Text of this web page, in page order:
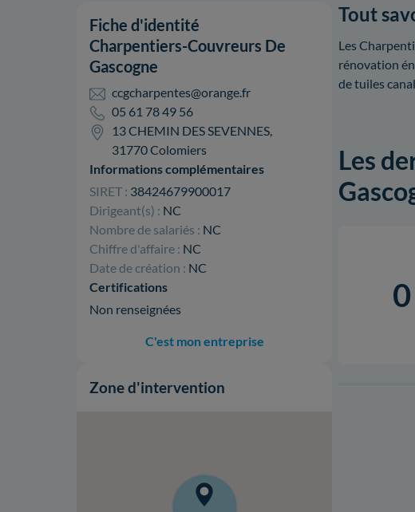
Fiche d'identité
Charpentiers-Couvreurs De
Gascogne
ccgcharpentes@orange.fr
05 61 78 49 56
13 CHEMIN DES SEVENNES,
31770 Colomiers
Informations complémentaires
SIRET : 38424679900017
Dirigeant(s) : NC
Nombre de salariés : NC
Chiffre d'affaire : NC
Date de création : NC
Certifications
Non renseignées
C'est mon entreprise
Zone d'intervention
Tout
Les
rénovation
de tuiles
Les
0